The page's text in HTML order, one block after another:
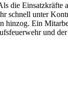
die Einsatzkräfte
schnell unter
hinzog. Ein
und